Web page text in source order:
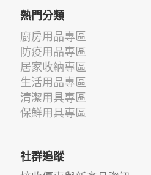
熱門分類
廚房用品專區
防疫用品專區
居家收納專區
生活用品專區
清潔用具專區
保鮮用具專區
社群追蹤